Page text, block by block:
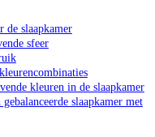
de slaapkamer
sfeer
kleuren in de slaapkamer
slaapkamer met